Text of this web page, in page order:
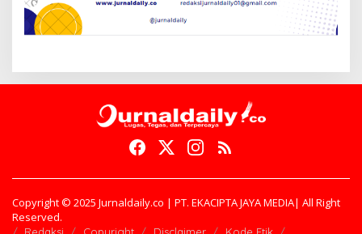
Copyright © 2025 Jurnaldaily.co | PT. EKACIPTA JAYA MEDIA| All Right
Reserved.